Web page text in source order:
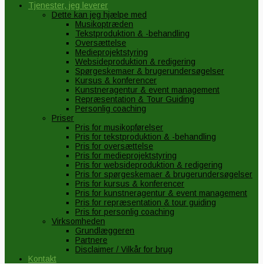
Tjenester, jeg leverer
Dette kan jeg hjælpe med
Musikoptræden
Tekstproduktion & -behandling
Oversættelse
Medieprojektstyring
Websideproduktion & redigering
Spørgeskemaer & brugerundersøgelser
Kursus & konferencer
Kunstneragentur & event management
Repræsentation & Tour Guiding
Personlig coaching
Priser
Pris for musikopførelser
Pris for tekstproduktion & -behandling
Pris for oversættelse
Pris for medieprojektstyring
Pris for websideproduktion & redigering
Pris for spørgeskemaer & brugerundersøgelser
Pris for kursus & konferencer
Pris for kunstneragentur & event management
Pris for repræsentation & tour guiding
Pris for personlig coaching
Virksomheden
Grundlæggeren
Partnere
Disclaimer / Vilkår for brug
Kontakt